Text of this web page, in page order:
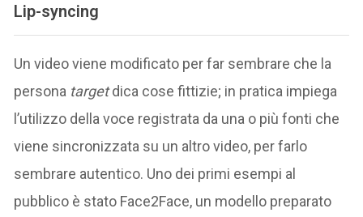
Lip-syncing
Un video viene modificato per far sembrare che la
persona targetdica cose fittizie; in pratica impiega
l’utilizzo della voce registrata da una o più fonti che
viene sincronizzata su un altro video, per farlo
sembrare autentico. Uno dei primi esempi al
pubblico è stato Face2Face, un modello preparato